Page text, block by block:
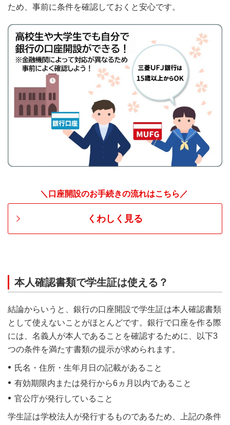
ため、事前に条件を確認しておくと安心です。
＼口座開設のお手続きの流れはこちら／
くわしく見る
本人確認書類で学生証は使える？
結論からいうと、銀行の口座開設で学生証は本人確認書類
として使えないことがほとんどです。銀行で口座を作る際
には、名義人が本人であることを確認するために、以下3
つの条件を満たす書類の提示が求められます。
氏名・住所・生年月日の記載があること
有効期限内または発行から6ヵ月以内であること
官公庁が発行していること
学生証は学校法人が発行するものであるため、上記の条件